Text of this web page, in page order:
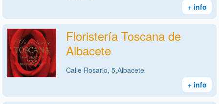
+ info
Floristería Toscana de
Albacete
Calle Rosario, 5,Albacete
+ info